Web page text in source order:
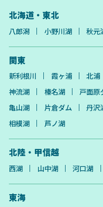
北海道・東北
八郎潟 小野川湖 秋元
関東
新利根川 霞ヶ浦 北浦
神流湖
榛名湖 戸面原
亀山湖
片倉ダム 丹沢
相模湖
芦ノ湖
北陸・甲信越
西湖 山中湖 河口湖
東海